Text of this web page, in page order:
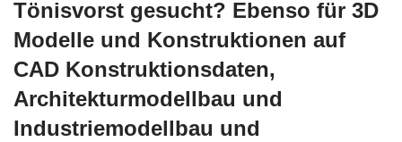
Tönisvorst gesucht? Ebenso für 3D
Modelle und Konstruktionen auf
CAD Konstruktionsdaten,
Architekturmodellbau und
Industriemodellbau und